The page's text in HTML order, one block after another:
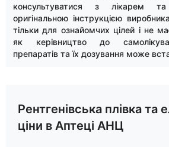
консультуватися з лікарем
оригінальною інструкцією
тільки для ознайомчих цілей і не
як керівництво до
препаратів та їх дозування може
Рентгенівська плівка
ціни в Аптеці АНЦ